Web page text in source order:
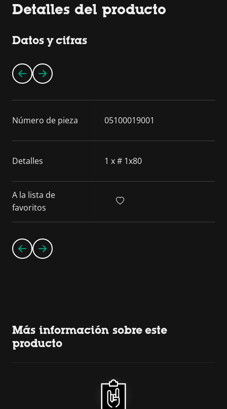
Detalles del producto
Datos y cifras
Número de pieza 05100019001
Detalles 1 x # 1x80
A la lista de
favoritos
Más información sobre este
producto